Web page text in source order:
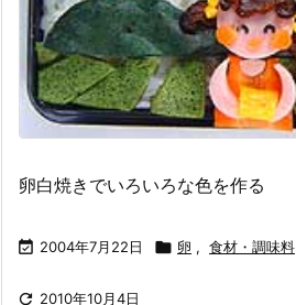
卵白焼きでいろいろな色を作る
 2004年7月22日  卵 , 食材・調味料
 2010年10月4日